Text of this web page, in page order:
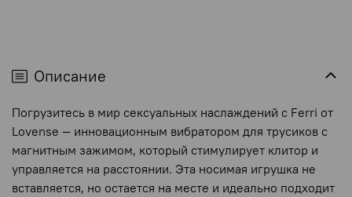
Описание
Погрузитесь в мир сексуальных наслаждений с Ferri от
Lovense — инновационным вибратором для трусиков с
магнитным зажимом, который стимулирует клитор и
управляется на расстоянии. Эта носимая игрушка не
вставляется, но остается на месте и идеально подходит